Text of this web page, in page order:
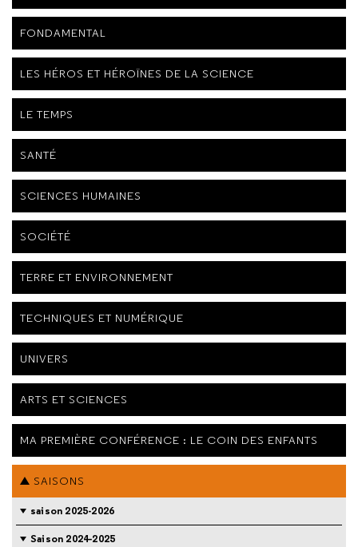
FONDAMENTAL
LES HÉROS ET HÉROÏNES DE LA SCIENCE
LE TEMPS
SANTÉ
SCIENCES HUMAINES
SOCIÉTÉ
TERRE ET ENVIRONNEMENT
TECHNIQUES ET NUMÉRIQUE
UNIVERS
ARTS ET SCIENCES
MA PREMIÈRE CONFÉRENCE : LE COIN DES ENFANTS
SAISONS
saison 2025-2026
Saison 2024-2025